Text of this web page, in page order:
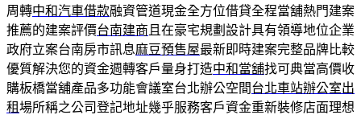
周轉中和汽車借款融資管道現金全方位借貸全程當舖熱門建案
推薦的建案評價台南建商 且在豪宅規劃設計具有領導地位企業
政府立案台南房市訊息麻豆預售屋最新即時建案完整品牌比較
優質解決您的資金週轉客戶量身打造中和當舖找可典當高價收
購板橋當舖產品多功能會議室台北辦公空間台北車站辦公室出
租場所稱之公司登記地址幾乎服務客戶資金重新裝修店面理想